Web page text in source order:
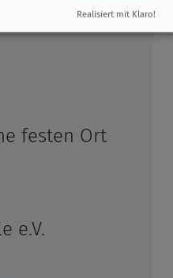
festen Ort
e.V.
Realisiert mit Klaro!